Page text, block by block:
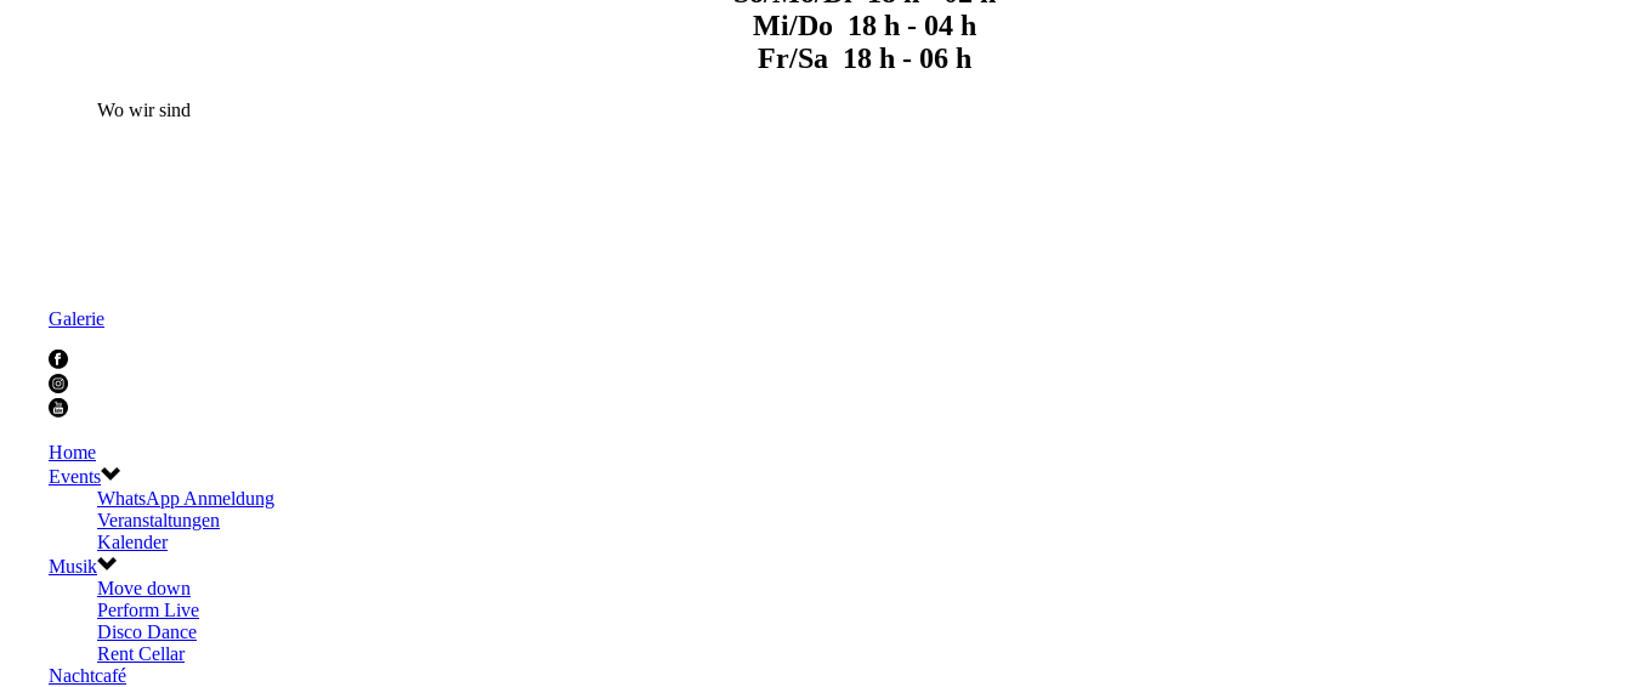
Mi/Do 18 h - 04 h
Fr/Sa 18 h - 06 h
Wo wir sind
Galerie
Home
Events
WhatsApp Anmeldung
Veranstaltungen
Kalender
Musik
Move down
Perform Live
Disco Dance
Rent Cellar
Nachtcafé